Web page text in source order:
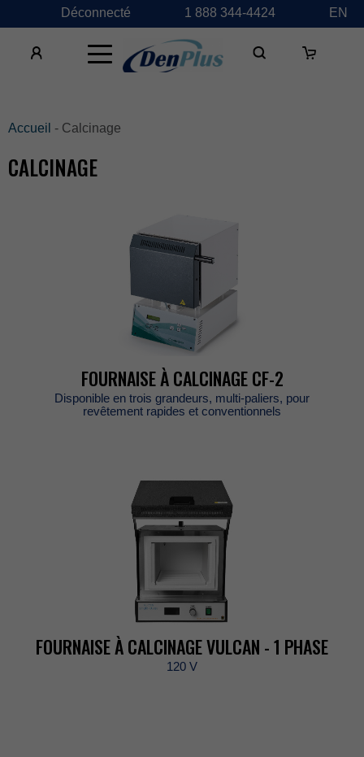
Déconnecté 1888344-4424 EN
×
Accueil -Calcinage
CALCINAGE
FOURNAISEÀCALCINAGECF-2
Disponibleentroisgrandeurs,multi-paliers,pour
revêtementrapidesetconventionnels
FOURNAISEÀCALCINAGEVULCAN-1PHASE
120V